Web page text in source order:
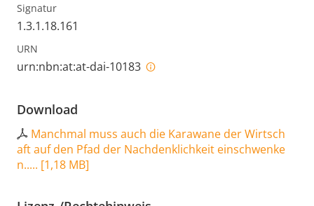
Signatur
1.3.1.18.161
URN
urn:nbn:at:at-dai-10183
Download
Manchmal muss auch die Karawane der Wirtsch
aft auf den Pfad der Nachdenklichkeit einschwenke
n..... [1,18 MB]